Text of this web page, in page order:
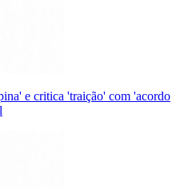
e critica 'traição' com 'acordo